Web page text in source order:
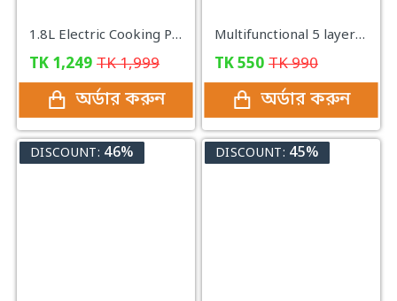
1.8L Electric Cooking Pot Stainless Steel Mini Rice Cooker| 600Watt
TK 1,249 TK1,999
অর্ডার করুন
Multifunctional 5 layer Food Safety Cover
TK550 TK990
অর্ডার করুন
DISCOUNT: 46% DISCOUNT: 45%